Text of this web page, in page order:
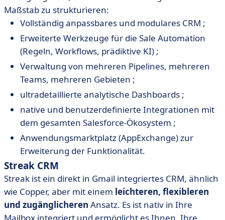
Maßstab zu strukturieren:
Vollständig anpassbares und modulares CRM ;
Erweiterte Werkzeuge für die Sale Automation
(Regeln, Workflows, prädiktive KI) ;
Verwaltung von mehreren Pipelines, mehreren
Teams, mehreren Gebieten ;
ultradetaillierte analytische Dashboards ;
native und benutzerdefinierte Integrationen mit
dem gesamten Salesforce-Ökosystem ;
Anwendungsmarktplatz (AppExchange) zur
Erweiterung der Funktionalität.
Streak CRM
Streak ist ein direkt in Gmail integriertes CRM, ähnlich
wie Copper, aber mit einem leichteren, flexibleren
und zugänglicheren Ansatz. Es ist nativ in Ihre